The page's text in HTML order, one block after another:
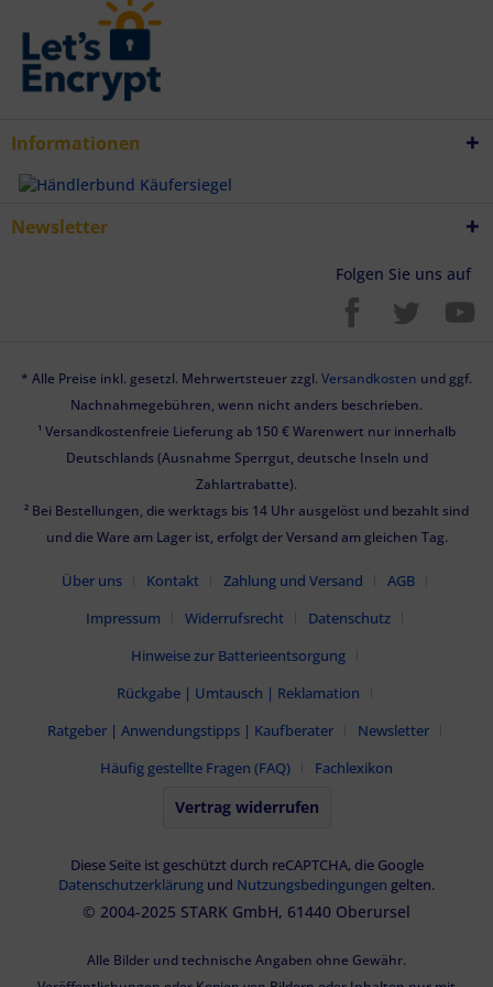
Informationen
Newsletter
Folgen Sie uns auf
* Alle Preise inkl. gesetzl. Mehrwertsteuer zzgl. Versandkosten und ggf.
Nachnahmegebühren, wenn nicht anders beschrieben.
¹ Versandkostenfreie Lieferung ab 150 € Warenwert nur innerhalb
Deutschlands (Ausnahme Sperrgut, deutsche Inseln und
Zahlartrabatte).
² Bei Bestellungen, die werktags bis 14 Uhr ausgelöst und bezahlt sind
und die Ware am Lager ist, erfolgt der Versand am gleichen Tag.
Über uns Kontakt Zahlung und Versand
AGB
Impressum
Widerrufsrecht
Datenschutz
Hinweise zur Batterieentsorgung
Rückgabe | Umtausch | Reklamation
Ratgeber | Anwendungstipps | Kaufberater
Newsletter
Häufig gestellte Fragen (FAQ)
Fachlexikon
Vertrag widerrufen
Diese Seite ist geschützt durch reCAPTCHA, die Google
Datenschutzerklärung und Nutzungsbedingungen gelten.
© 2004-2025 STARK GmbH, 61440 Oberursel
Alle Bilder und technische Angaben ohne Gewähr.